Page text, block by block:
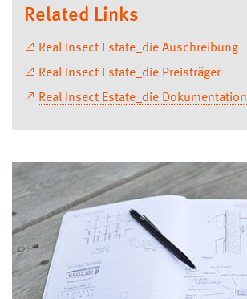
Related Links
Real Insect Estate_die Auschreibung
Real Insect Estate_die Preisträger
Real Insect Estate_die Dokumentation